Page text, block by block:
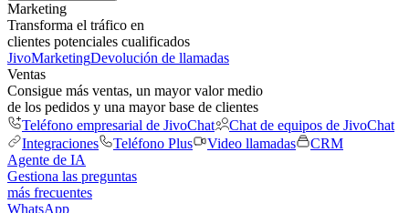
Marketing
Transforma el tráfico en
clientes potenciales cualificados
JivoMarketingDevolución de llamadas
Ventas
Consigue más ventas, un mayor valor medio
de los pedidos y una mayor base de clientes
Teléfono empresarial de JivoChat
Chat de equipos de JivoChat
Integraciones
Teléfono Plus Video llamadas
CRM
Agente de IA
Gestiona las preguntas
más frecuentes
WhatsApp